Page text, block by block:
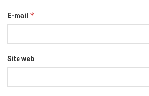
E-mail *
Site web